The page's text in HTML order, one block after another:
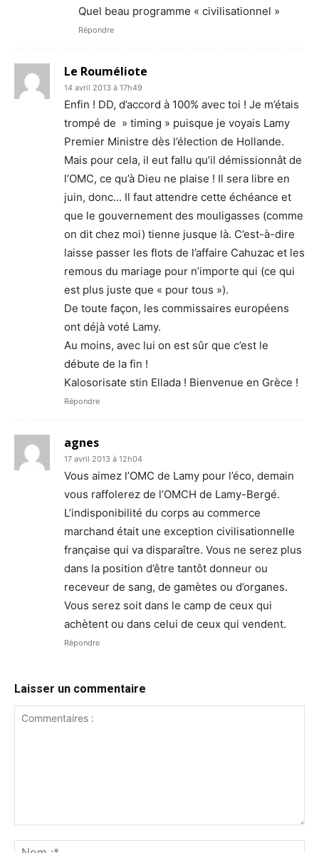
Quel beau programme « civilisationnel »
Répondre
Le Rouméliote
14 avril 2013 à 17h49
Enfin ! DD, d’accord à 100% avec toi ! Je m’étais
trompé de » timing » puisque je voyais Lamy
Premier Ministre dès l’élection de Hollande.
Mais pour cela, il eut fallu qu’il démissionnât de
l’OMC, ce qu’à Dieu ne plaise ! Il sera libre en
juin, donc… Il faut attendre cette échéance et
que le gouvernement des mouligasses (comme
on dit chez moi) tienne jusque là. C’est-à-dire
laisse passer les flots de l’affaire Cahuzac et les
remous du mariage pour n’importe qui (ce qui
est plus juste que « pour tous »).
De toute façon, les commissaires européens
ont déjà voté Lamy.
Au moins, avec lui on est sûr que c’est le
débute de la fin !
Kalosorisate stin Ellada ! Bienvenue en Grèce !
Répondre
agnes
17 avril 2013 à 12h04
Vous aimez l’OMC de Lamy pour l’éco, demain
vous raffolerez de l’OMCH de Lamy-Bergé.
L’indisponibilité du corps au commerce
marchand était une exception civilisationnelle
française qui va disparaître. Vous ne serez plus
dans la position d’être tantôt donneur ou
receveur de sang, de gamètes ou d’organes.
Vous serez soit dans le camp de ceux qui
achètent ou dans celui de ceux qui vendent.
Répondre
Laisser un commentaire